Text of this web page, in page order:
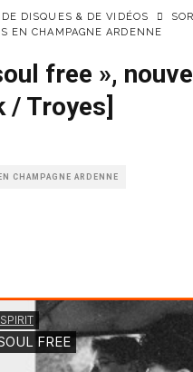
DE DISQUES & DE VIDÉOS
EN CHAMPAGNE ARDENNE
free »,
/ Troyes]
CHAMPAGNE ARDENNE